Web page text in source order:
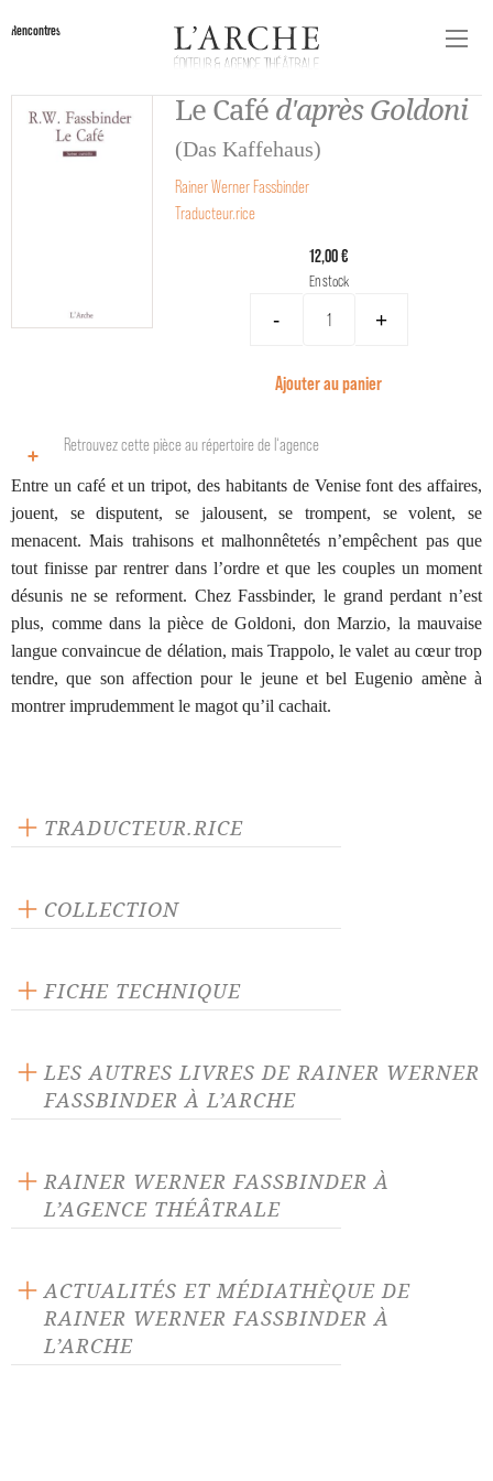
Rencontres
Le Caféd'après Goldoni
(Das Kaffehaus)
Rainer Werner Fassbinder
Traducteur.rice
12,00 €
En stock
- +
Ajouter au panier
Retrouvez cette pièce au répertoire de l‘agence
Entre un café et un tripot, des habitants de Venise font des affaires,
jouent, se disputent, se jalousent, se trompent, se volent, se
menacent. Mais trahisons et malhonnêtetés n’empêchent pas que
tout finisse par rentrer dans l’ordre et que les couples un moment
désunis ne se reforment. Chez Fassbinder, le grand perdant n’est
plus, comme dans la pièce de Goldoni, don Marzio, la mauvaise
langue convaincue de délation, mais Trappolo, le valet au cœur trop
tendre, que son affection pour le jeune et bel Eugenio amène à
montrer imprudemment le magot qu’il cachait.
TRADUCTEUR.RICE
COLLECTION
FICHE TECHNIQUE
80 pages
Prix : 12.00 €
Langue source : allemand
LES AUTRES LIVRES DE RAINER WERNER
FASSBINDER À L’ARCHE
RAINER WERNER FASSBINDER À
L’AGENCE THÉÂTRALE
Gouttes dans l'océan
Gouttes d'eau sur pierres
ACTUALITÉS ET MÉDIATHÈQUE DE
RAINER WERNER FASSBINDER À
L’ARCHE